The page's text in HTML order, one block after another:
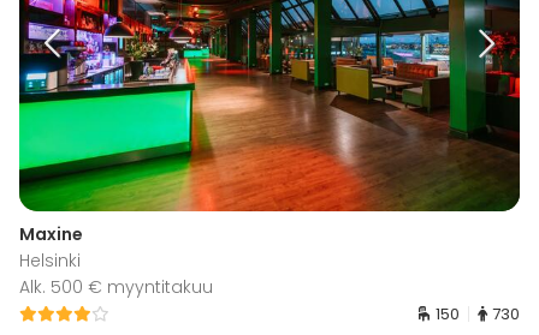
Maxine
Helsinki
Alk. 500 € myyntitakuu
150 730